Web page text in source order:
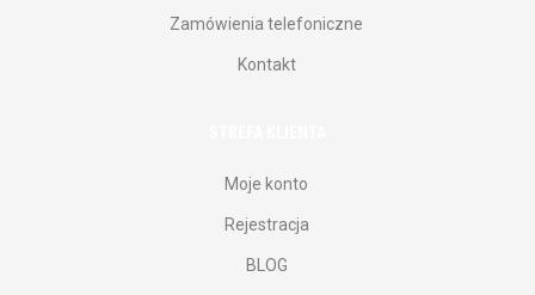
Zamówienia telefoniczne
Kontakt
Moje konto
Rejestracja
BLOG